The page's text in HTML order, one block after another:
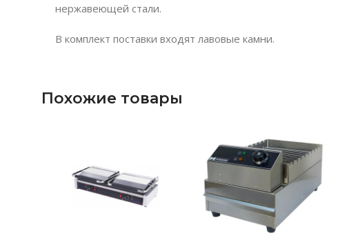
нержавеющей стали.
В комплект поставки входят лавовые камни.
Похожие товары